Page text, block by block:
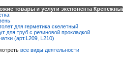
товары и услуги экспонента
для герметика скелетный
для труб с резиновой прокладкой
(арт.L209, L210)
все виды деятельности